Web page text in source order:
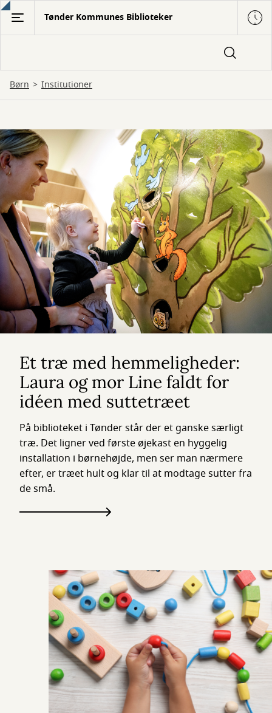
Gå
hovedindhold
Tønder Kommunes Biblioteker
Børn Institutioner
Til
institutioner
Et træ med hemmeligheder:
Laura og mor Line faldt for
idéen med suttetræet
På biblioteket i Tønder står der et ganske særligt
træ. Det ligner ved første øjekast en hyggelig
installation i børnehøjde, men ser man nærmere
efter, er træet hult og klar til at modtage sutter fra
de små.